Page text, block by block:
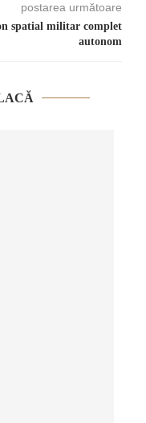
postarea următoare
spatial militar complet
autonom